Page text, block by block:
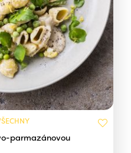
parmazánovou